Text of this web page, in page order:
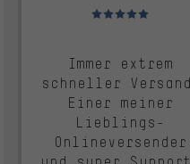
Bewertungen: 5 von 5
Immer extrem
schneller
Einer meiner
Lieblings-
Onlineversender